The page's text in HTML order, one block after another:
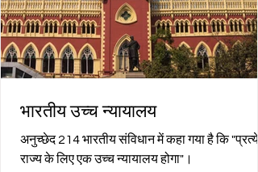
भारतीय उच्च न्यायालय
अनुच्छेद 214 भारतीय संविधान में कहा गया है कि
राज्य के लिए एक उच्च न्यायालय होगा"।